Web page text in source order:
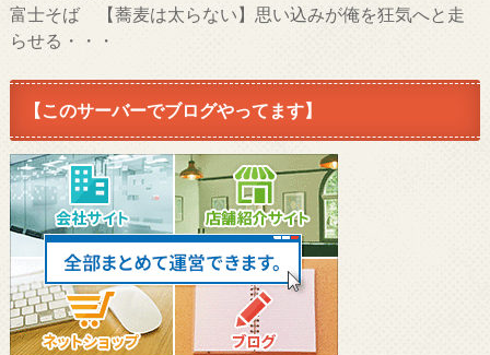
富士そば 【蕎麦は太らない】思い込みが俺を狂気へと走
らせる・・・
【このサーバーでブログやってます】